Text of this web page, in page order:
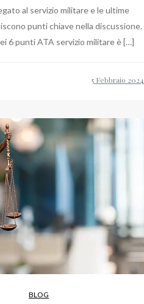
al servizio militare e le ultime
punti chiave nella discussione.
6 punti ATA servizio militare è […]
BLOG